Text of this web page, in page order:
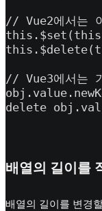
// Vue2에서는
// Vue3에서는
delete
배열의 길이를
배열의 길이를 변경